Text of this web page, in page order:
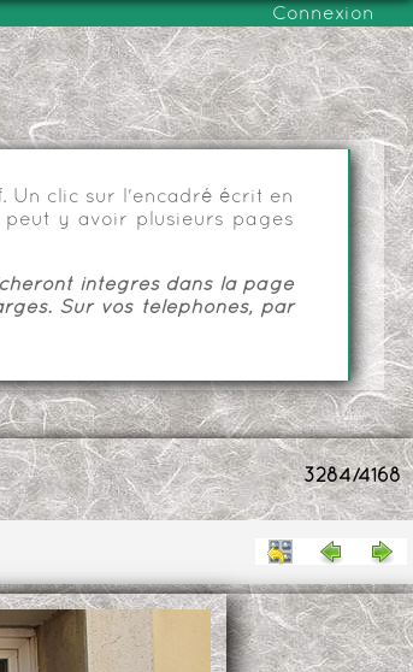
Connexion
Un clic sur l'encadré écrit en
y avoir plusieurs pages
intégrés dans la page
Sur vos téléphones, par
3284/4168